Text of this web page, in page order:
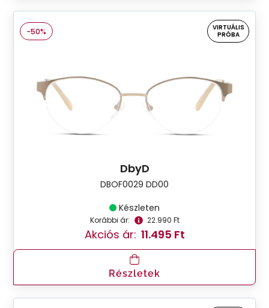
-50%
VIRTUÁLIS
PRÓBA
DbyD
DBOF0029 DD00
Készleten
Korábbi ár: 22.990 Ft
Akciós ár: 11.495 Ft
Részletek